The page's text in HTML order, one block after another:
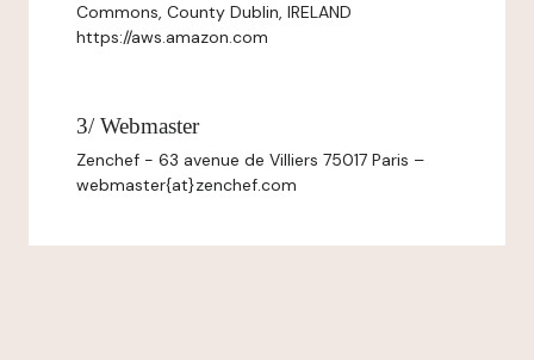
Commons, County Dublin, IRELAND
https://aws.amazon.com
3/ Webmaster
Zenchef - 63 avenue de Villiers 75017 Paris –
webmaster{at}zenchef.com